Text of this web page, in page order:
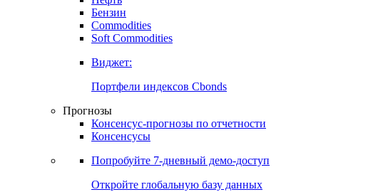
Бензин
Commodities
Soft Commodities
Виджет:
Портфели индексов Cbonds
Прогнозы
Консенсус-прогнозы по отчетности
Консенсусы
Попробуйте 7-дневный демо-доступ
Откройте глобальную базу данных